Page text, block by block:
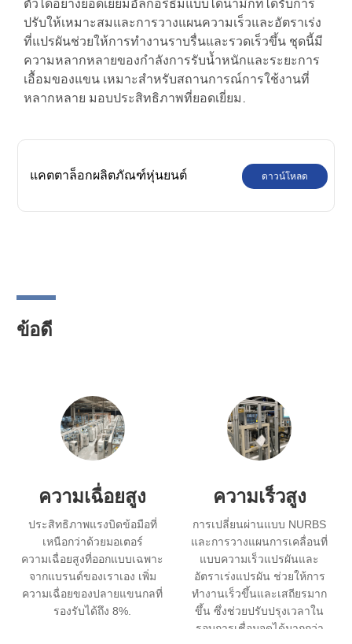
ตัวได้อย่างยอดเยี่ยมอัลกอริธึมแบบไดนามิกที่ได้รับการ
ปรับให้เหมาะสมและการวางแผนความเร็วและอัตราเร่ง
ที่แปรผันช่วยให้การทำงานราบรื่นและรวดเร็วขึ้น ชุดนี้มี
ความหลากหลายของกำลังการรับน้ำหนักและระยะการ
เอื้อมของแขน เหมาะสำหรับสถานการณ์การใช้งานที่
หลากหลาย มอบประสิทธิภาพที่ยอดเยี่ยม.
แคตตาล็อกผลิตภัณฑ์หุ่นยนต์ ดาวน์โหลด
ข้อดี
ความเฉื่อยสูง
ประสิทธิภาพแรงบิดข้อมือที่
เหนือกว่าด้วยมอเตอร์
ความเฉื่อยสูงที่ออกแบบเฉพาะ
จากแบรนด์ของเราเอง เพิ่ม
ความเฉื่อยของปลายแขนกลที่
รองรับได้ถึง 8%.
ความเร็วสูง
การเปลี่ยนผ่านแบบ NURBS
และการวางแผนการเคลื่อนที่
แบบความเร็วแปรผันและ
อัตราเร่งแปรผัน ช่วยให้การ
ทำงานเร็วขึ้นและเสถียรมาก
ขึ้น ซึ่งช่วยปรับปรุงเวลาใน
รอบการเชื่อมจุดได้มากกว่า